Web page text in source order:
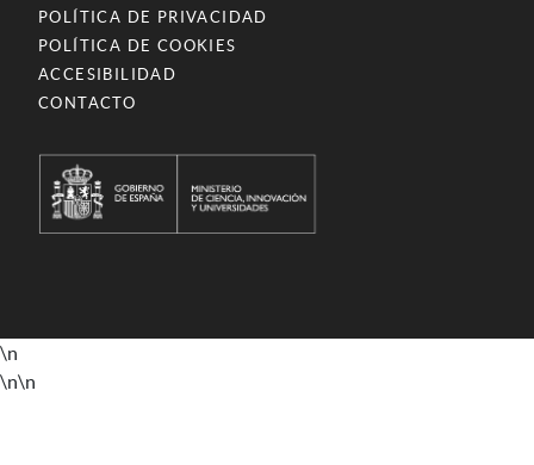
POLÍTICA DE PRIVACIDAD
POLÍTICA DE COOKIES
ACCESIBILIDAD
CONTACTO
\n
\n\n